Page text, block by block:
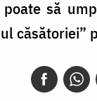
să
căsătoriei”